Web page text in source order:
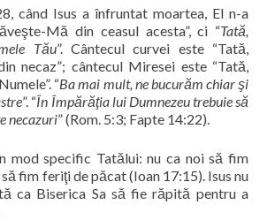
când Isus a înfruntat moartea, El n-a
Mă din ceasul acesta”, ci “Tată,
Tău”. Cântecul curvei este “Tată,
necaz”; cântecul Miresei este “Tată,
“Ba mai mult, ne bucurăm chiar şi
”. “În Împărăţia lui Dumnezeu trebuie să
necazuri” (Rom. 5:3; Fapte 14:22).
mod specific Tatălui: nu ca noi să fim
fim feriţi de păcat (Ioan 17:15). Isus nu
ca Biserica Sa să fie răpită pentru a